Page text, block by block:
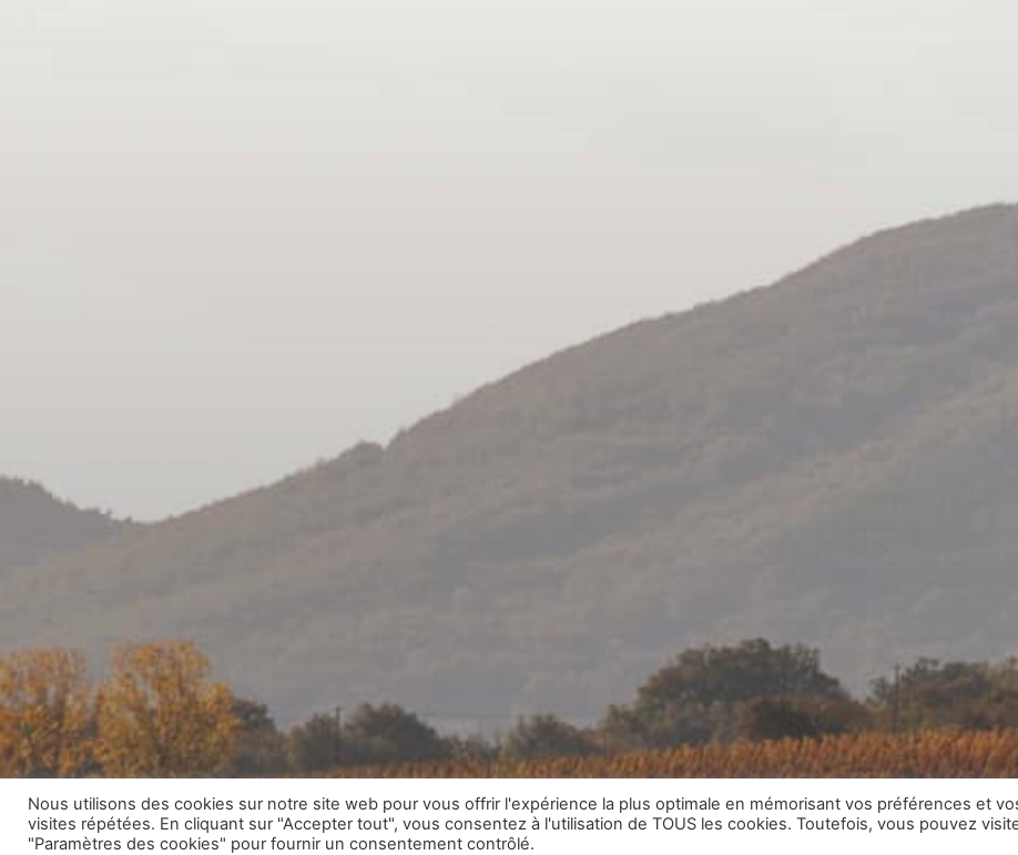
Nous utilisons des cookies sur notre site web pour vous offrir l'expérience la plus optimale en mémorisant vos préférences et
visites répétées. En cliquant sur "Accepter tout", vous consentez à l'utilisation de TOUS les cookies. Toutefois, vous pouvez
"Paramètres des cookies" pour fournir un consentement contrôlé.